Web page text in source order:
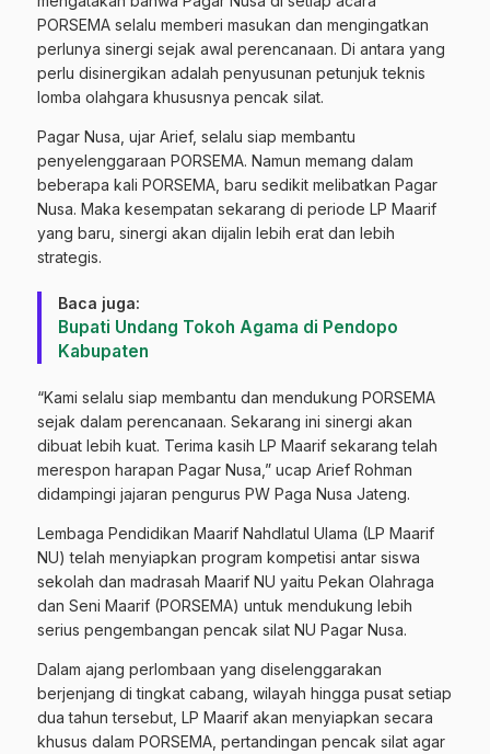
PORSEMA selalu memberi masukan dan mengingatkan
perlunya sinergi sejak awal perencanaan. Di antara yang
perlu disinergikan adalah penyusunan petunjuk teknis
lomba olahgara khususnya pencak silat.
Pagar Nusa, ujar Arief, selalu siap membantu
penyelenggaraan PORSEMA. Namun memang dalam
beberapa kali PORSEMA, baru sedikit melibatkan Pagar
Nusa. Maka kesempatan sekarang di periode LP Maarif
yang baru, sinergi akan dijalin lebih erat dan lebih
strategis.
Baca juga:
Bupati Undang Tokoh Agama di Pendopo
Kabupaten
“Kami selalu siap membantu dan mendukung PORSEMA
sejak dalam perencanaan. Sekarang ini sinergi akan
dibuat lebih kuat. Terima kasih LP Maarif sekarang telah
merespon harapan Pagar Nusa,” ucap Arief Rohman
didampingi jajaran pengurus PW Paga Nusa Jateng.
Lembaga Pendidikan Maarif Nahdlatul Ulama (LP Maarif
NU) telah menyiapkan program kompetisi antar siswa
sekolah dan madrasah Maarif NU yaitu Pekan Olahraga
dan Seni Maarif (PORSEMA) untuk mendukung lebih
serius pengembangan pencak silat NU Pagar Nusa.
Dalam ajang perlombaan yang diselenggarakan
berjenjang di tingkat cabang, wilayah hingga pusat setiap
dua tahun tersebut, LP Maarif akan menyiapkan secara
khusus dalam PORSEMA, pertandingan pencak silat agar